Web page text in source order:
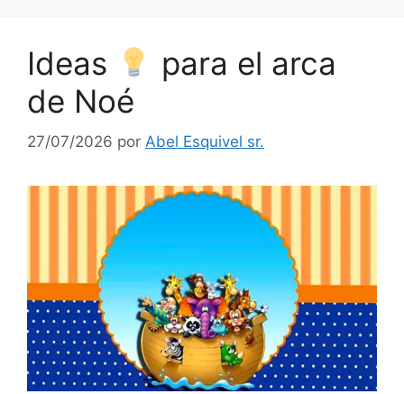
Ideas
para el arca
de Noé
27/07/2026 por Abel Esquivel sr.